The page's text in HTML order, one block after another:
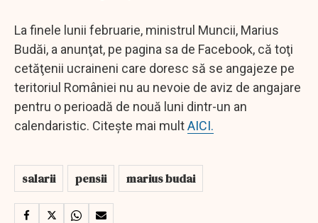
La finele lunii februarie, ministrul Muncii, Marius
Budăi, a anunţat, pe pagina sa de Facebook, că toţi
cetăţenii ucraineni care doresc să se angajeze pe
teritoriul României nu au nevoie de aviz de angajare
pentru o perioadă de nouă luni dintr-un an
calendaristic. Citește mai multAICI.
salarii pensii marius budai